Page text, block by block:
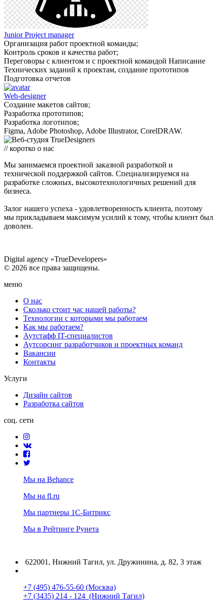
Junior Project manager
Организация работ проектной команды;
Контроль сроков и качества работ;
Переговоры с клиентом и с проектной командой Написание
Технических заданий к проектам, создание прототипов
Подготовка отчетов
Web-designer
Создание макетов сайтов;
Разработка прототипов;
Разработка логотипов;
Figma, Adobe Photoshop, Adobe Illustrator, CorelDRAW.
// коротко о нас
Мы занимаемся проектной заказной разработкой и
технической поддержкой сайтов. Специализируемся на
разработке сложных, высокотехнологичных решений для
бизнеса.
Залог нашего успеха - удовлетворенность клиента, поэтому
мы прикладываем максимум усилий к тому, чтобы клиент был
доволен.
Digital agency «TrueDevelopers»
© 2026 все права защищены.
меню
О нас
Сколько стоит час нашей работы?
Технологии с которыми мы работаем
Как мы работаем?
Аутстафф IT-специалистов
Аутсорсинг разработчиков и проектных команд
Вакансии
Контакты
Услуги
Дизайн сайтов
Разработка сайтов
соц. сети
Мы на Behance
Мы на fl.ru
Мы партнеры 1С-Битрикс
Мы в Рейтинге Рунета
622001, Нижний Тагил, ул. Дружинина, д. 82, 3 этаж
+7 (495) 476-55-60 (Москва)
+7 (3435) 214 - 124 (Нижний Тагил)